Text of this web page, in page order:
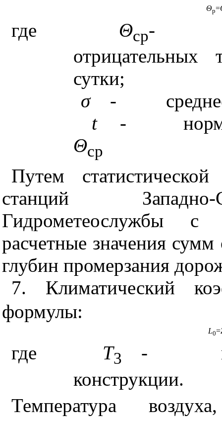
Θp=
где Θср-
отрицательных
сутки;
σ
-
t
-
Θср
Путем
станций Западно-
Гидрометеослужбы
расчетные значения
глубин промерзания
7. Климатический
формулы:
L0=
где Т3 -
конструкции.
Температура